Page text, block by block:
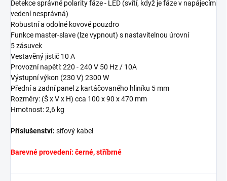
Detekce správné polarity fáze - LED (svítí, když je fáze v napájecím
vedení nesprávná)
Robustní a odolné kovové pouzdro
Funkce master-slave (lze vypnout) s nastavitelnou úrovní
5 zásuvek
Vestavěný jistič 10 A
Provozní napětí: 220 - 240 V 50 Hz / 10A
Výstupní výkon (230 V) 2300 W
Přední a zadní panel z kartáčovaného hliníku 5 mm
Rozměry: (Š x V x H) cca 100 x 90 x 470 mm
Hmotnost: 2,6 kg
Příslušenství: síťový kabel
Barevné provedení: černé, stříbrné